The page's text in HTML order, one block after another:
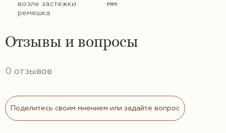
возле застежки
ремешка
мм
Отзывы и вопросы
0 отзывов
Поделитесь своим мнением или задайте вопрос